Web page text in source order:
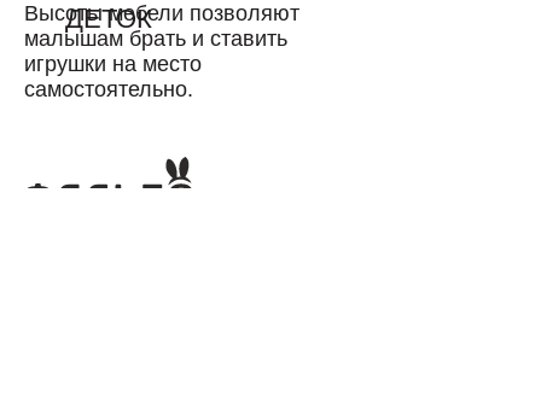
ДЕТОК
Высоты мебели позволяют
малышам брать и ставить
игрушки на место
самостоятельно.